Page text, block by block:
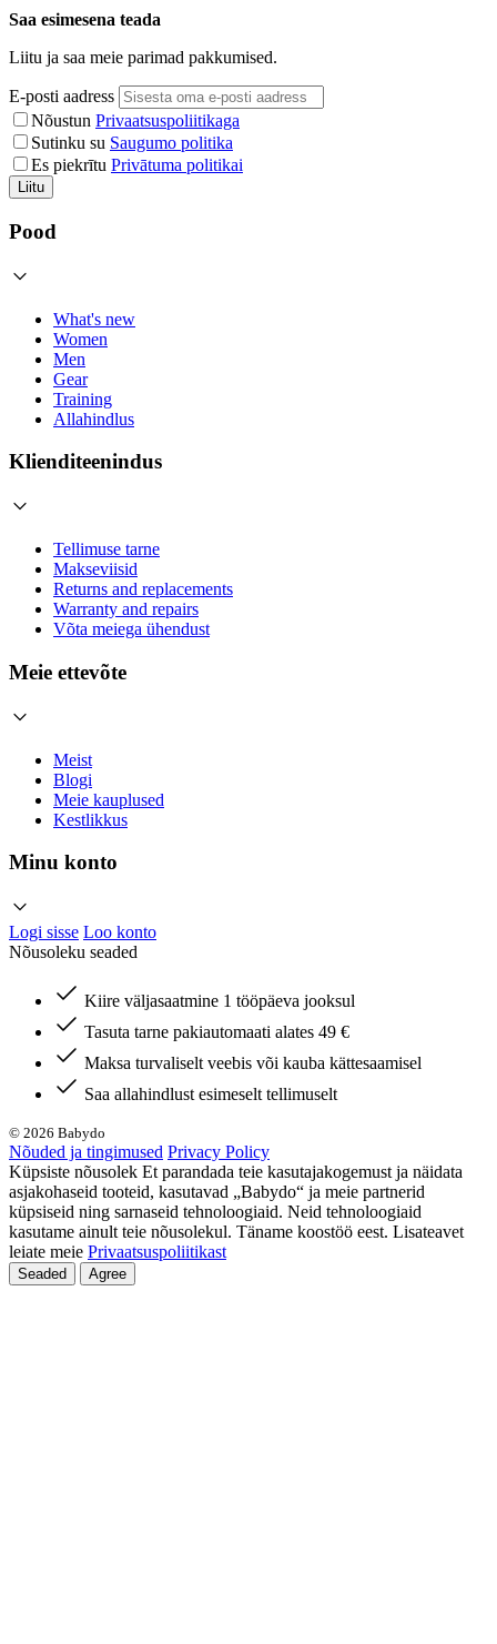
Saa esimesena teada
Liitu ja saa meie parimad pakkumised.
E-posti aadress
Nõustun Privaatsuspoliitikaga
Sutinku su Saugumo politika
Es piekrītu Privātuma politikai
Liitu
Pood
What's new
Women
Men
Gear
Training
Allahindlus
Klienditeenindus
Tellimuse tarne
Makseviisid
Returns and replacements
Warranty and repairs
Võta meiega ühendust
Meie ettevõte
Meist
Blogi
Meie kauplused
Kestlikkus
Minu konto
Logi sisse Loo konto
Nõusoleku seaded
Kiire väljasaatmine 1 tööpäeva jooksul
Tasuta tarne pakiautomaati alates 49 €
Maksa turvaliselt veebis või kauba kättesaamisel
Saa allahindlust esimeselt tellimuselt
© 2026 Babydo
Nõuded ja tingimused Privacy Policy
Küpsiste nõusolek Et parandada teie kasutajakogemust ja näidata
asjakohaseid tooteid, kasutavad „Babydo“ ja meie partnerid
küpsiseid ning sarnaseid tehnoloogiaid. Neid tehnoloogiaid
kasutame ainult teie nõusolekul. Täname koostöö eest. Lisateavet
leiate meie Privaatsuspoliitikast
Seaded Agree